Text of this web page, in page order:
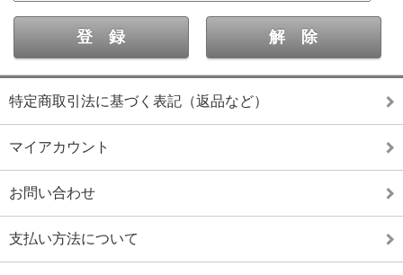
特定商取引法に基づく表記（返品など）
マイアカウント
お問い合わせ
支払い方法について